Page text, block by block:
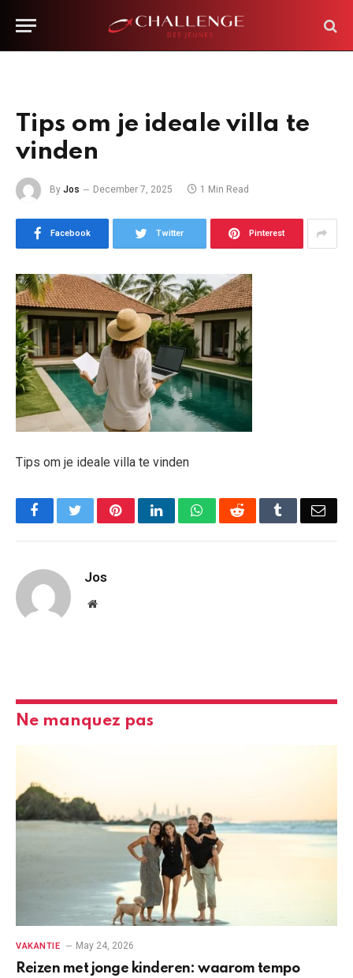
Tips om je ideale villa te
vinden
By Jos December 7, 2025 1 Min Read
Facebook Twitter Pinterest
Tips om je ideale villa te vinden
FacebookTwitterPinterestLinkedInWhatsAppReddit Tumblr
Jos
Website
Ne manquez pas
VAKANTIE May 24, 2026
Reizen met jonge kinderen: waarom tempo